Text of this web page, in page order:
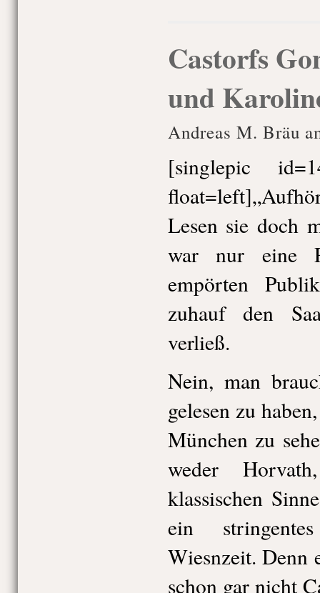
Castorfs
und
Andreas M. Bräu
[singlepic
Lesen sie doch
war nur eine
empörten
zuhauf den
verließ.
Nein, man
gelesen zu
München zu
weder
klassischen
ein
Wiesnzeit. Denn
schon gar nicht